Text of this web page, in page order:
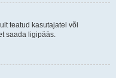
teatud kasutajatel või
saada ligipääs.